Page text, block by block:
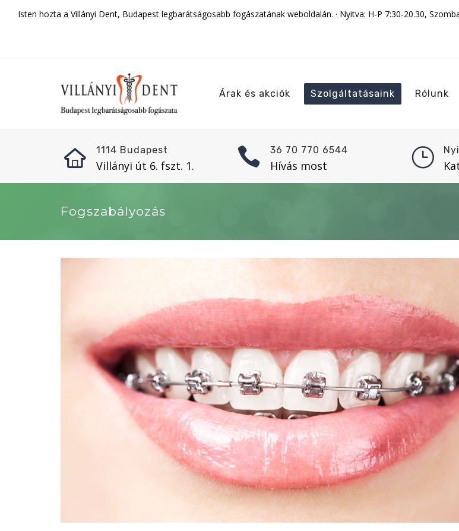
Isten hozta a Villányi Dent, Budapest legbarátságosabb fogászatának weboldalán. · Nyitva: H-P 7:30-20.30,
Árak és akciók Szolgáltatásaink Rólunk
1114 Budapest
Villányi út 6. fszt. 1.
36 70 770 6544
Hívás most
Fogszabályozás